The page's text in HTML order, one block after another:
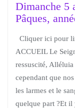
Dimanche 5
Pâques,
Cliquer ici pour
ACCUEIL Le
ressuscité,
cependant que
les larmes et le
quelque part ?Et il